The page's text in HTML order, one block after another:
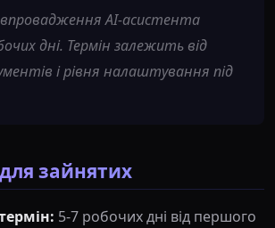
AI-асистента
дні. Термін залежить від
і рівня налаштування під
зайнятих
5-7 робочих дні від першого